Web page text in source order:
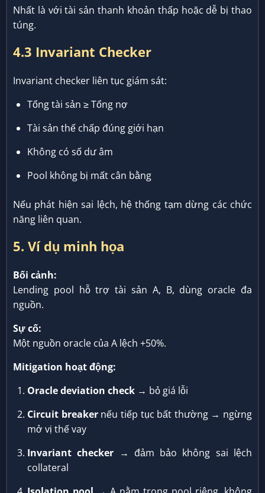
Nhất là với tài sản thanh khoản thấp hoặc dễ bị thao
túng.
4.3 Invariant Checker
Invariant checker liên tục giám sát:
Tổng tài sản ≥ Tổng nợ
Tài sản thế chấp đúng giới hạn
Không có số dư âm
Pool không bị mất cân bằng
Nếu phát hiện sai lệch, hệ thống tạm dừng các chức
năng liên quan.
5. Ví dụ minh họa
Bối cảnh:
Lending pool hỗ trợ tài sản A, B, dùng oracle đa
nguồn.
Sự cố:
Một nguồn oracle của A lệch +50%.
Mitigation hoạt động:
Oracle deviation check → bỏ giá lỗi
Circuit breakernếu tiếp tục bất thường → ngừng
mở vị thế vay
Invariant checker → đảm bảo không sai lệch
collateral